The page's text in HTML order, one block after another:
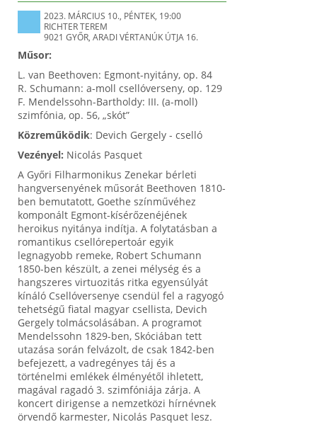
2023. MÁRCIUS 10., PÉNTEK, 19:00
RICHTER TEREM
9021 GYŐR, ARADI VÉRTANÚK ÚTJA 16.
Műsor:
L. van Beethoven: Egmont-nyitány, op. 84
R. Schumann: a-moll csellóverseny, op. 129
F. Mendelssohn-Bartholdy: III. (a-moll)
szimfónia, op. 56, „skót”
Közreműködik: Devich Gergely - cselló
Vezényel: Nicolás Pasquet
A Győri Filharmonikus Zenekar bérleti
hangversenyének műsorát Beethoven 1810-
ben bemutatott, Goethe színművéhez
komponált Egmont-kísérőzenéjének
heroikus nyitánya indítja. A folytatásban a
romantikus csellórepertoár egyik
legnagyobb remeke, Robert Schumann
1850-ben készült, a zenei mélység és a
hangszeres virtuozitás ritka egyensúlyát
kínáló Csellóversenye csendül fel a ragyogó
tehetségű fiatal magyar csellista, Devich
Gergely tolmácsolásában. A programot
Mendelssohn 1829-ben, Skóciában tett
utazása során felvázolt, de csak 1842-ben
befejezett, a vadregényes táj és a
történelmi emlékek élményétől ihletett,
magával ragadó 3. szimfóniája zárja. A
koncert dirigense a nemzetközi hírnévnek
örvendő karmester, Nicolás Pasquet lesz.